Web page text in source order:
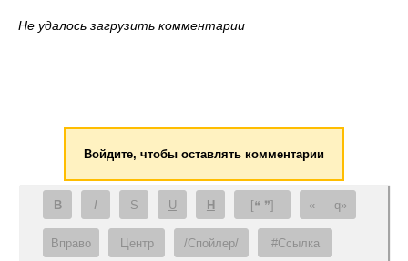
Не удалось загрузить комментарии
Войдите, чтобы оставлять комментарии
B I S U H [❝ ❞] — q
Вправо Центр /Спойлер/ #Ссылка